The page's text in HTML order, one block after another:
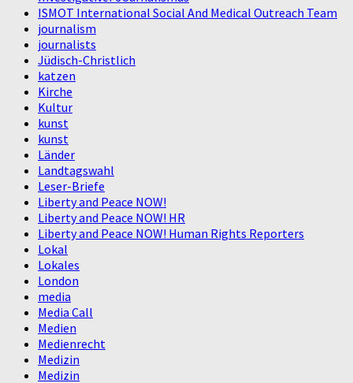
ISMOT International Social And Medical Outreach Team
journalism
journalists
Jüdisch-Christlich
katzen
Kirche
Kultur
kunst
kunst
Länder
Landtagswahl
Leser-Briefe
Liberty and Peace NOW!
Liberty and Peace NOW! HR
Liberty and Peace NOW! Human Rights Reporters
Lokal
Lokales
London
media
Media Call
Medien
Medienrecht
Medizin
Medizin